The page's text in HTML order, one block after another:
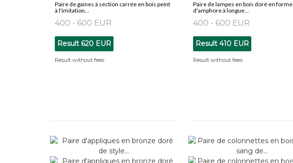
Paire de gaines à section carrée en bois peint
à l'imitation...
400 - 600 EUR
Result 620 EUR
Result without fees
Paire de lampes en bois doré en forme
d'amphore à longue...
400 - 600 EUR
Result 410 EUR
Result without fees